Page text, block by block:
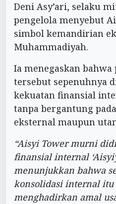
Deni Asy’ari, selaku
pengelola menyebut
simbol kemandirian
Muhammadiyah.
Ia menegaskan
tersebut sepenuhnya
kekuatan finansial
tanpa bergantung
eksternal maupun
“Aisyi Tower murni
finansial internal
menunjukkan bahwa
konsolidasi internal itu
menghadirkan amal